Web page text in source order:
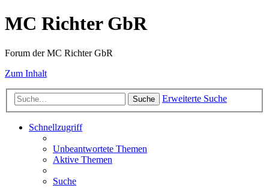
MC Richter GbR
Forum der MC Richter GbR
Zum Inhalt
Suche Erweiterte Suche
Schnellzugriff
Unbeantwortete Themen
Aktive Themen
Suche